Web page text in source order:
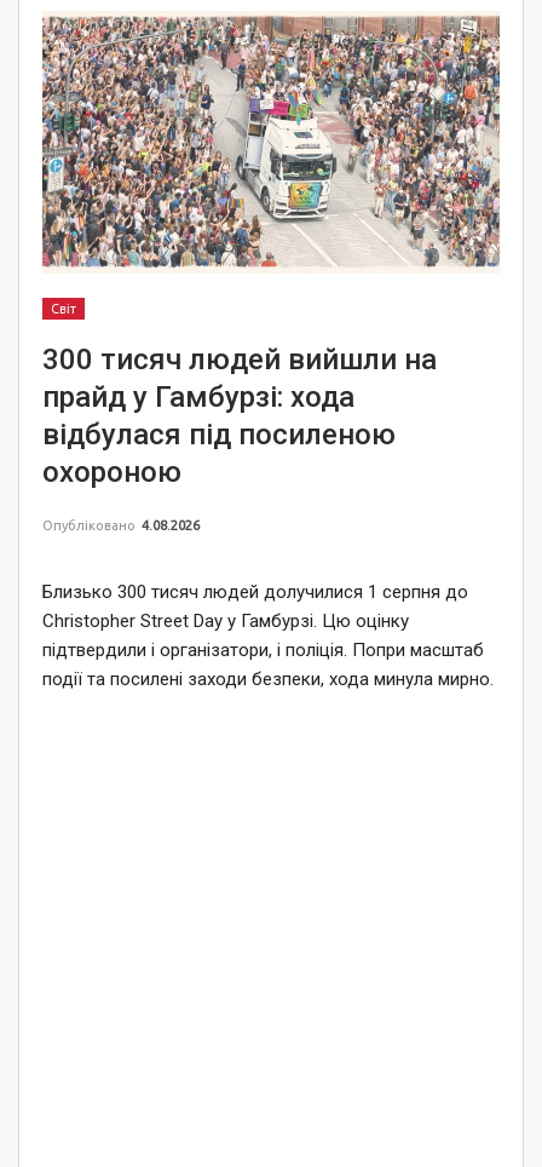
Світ
300 тисяч людей вийшли на
прайд у Гамбурзі: хода
відбулася під посиленою
охороною
Опубліковано 4.08.2026
Близько 300 тисяч людей долучилися 1 серпня до
Christopher Street Day у Гамбурзі. Цю оцінку
підтвердили і організатори, і поліція. Попри масштаб
події та посилені заходи безпеки, хода минула мирно.